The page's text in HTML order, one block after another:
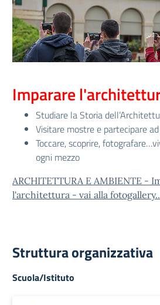
Imparare
Studiare la Storia
Visitare mostre e partecipare
Toccare, scoprire,
ogni mezzo
ARCHITETTURA E AMBIENTE -
l'architettura - vai alla
Struttura organizzativa
Scuola/Istituto